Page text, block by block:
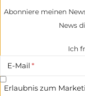
Abonniere meinen
News
Ich
E-Mail
Erlaubnis zum